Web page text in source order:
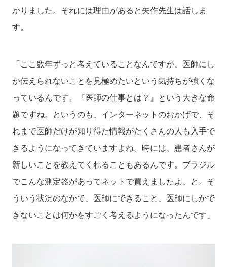
かりました。それには理由があると矢作先生は話しま
す。
「ここ数年ずっと考えていることなんですが、医師にし
か伝えられないことを見極めたいという気持ちが強くな
っているんです。『医師の仕事とは？』という大きな命
題ですね。というのも、インターネットのおかげで、そ
れまで医師だけが知り得た情報がたくさんの人も入手で
きるようになってきていますよね。時には、患者さんが
新しいことを教えてくれることもあるんです。ブラジル
でこんな測定器があってネットで買えましたよ、と。そ
ういう状況のなかで、医師にできること、医師にしかで
きないことは何かをすごく考えるようになったんです」